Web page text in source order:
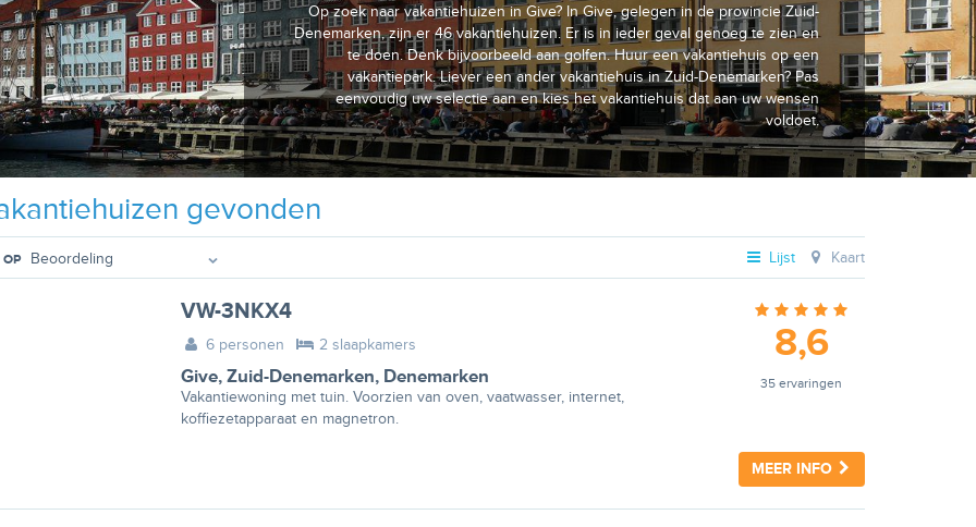
Op zoek naar vakantiehuizen in Give? In Give, gelegen in de provincie Zuid-
Denemarken, zijn er 46 vakantiehuizen. Er is in ieder geval genoeg te zien en
te doen. Denk bijvoorbeeld aan golfen. Huur een vakantiehuis op een
vakantiepark. Liever een ander vakantiehuis in Zuid-Denemarken? Pas
eenvoudig uw selectie aan en kies het vakantiehuis dat aan uw wensen
voldoet.
gevonden
OP Lijst Kaart
VW-3NKX4
6 personen 2 slaapkamers
Give, Zuid-Denemarken, Denemarken
Vakantiewoning met tuin. Voorzien van oven, vaatwasser, internet,
koffiezetapparaat en magnetron.
8,6
35 ervaringen
MEER INFO